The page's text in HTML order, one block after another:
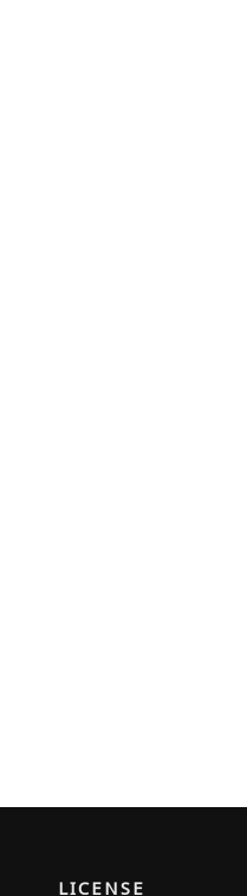
LICENSE